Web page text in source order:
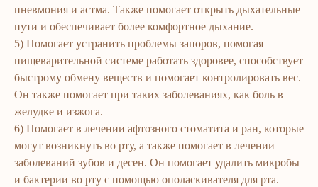
пневмония и астма. Также помогает открыть дыхательные
пути и обеспечивает более комфортное дыхание.
5) Помогает устранить проблемы запоров, помогая
пищеварительной системе работать здоровее, способствует
быстрому обмену веществ и помогает контролировать вес.
Он также помогает при таких заболеваниях, как боль в
желудке и изжога.
6) Помогает в лечении афтозного стоматита и ран, которые
могут возникнуть во рту, а также помогает в лечении
заболеваний зубов и десен. Он помогает удалить микробы
и бактерии во рту с помощью ополаскивателя для рта.